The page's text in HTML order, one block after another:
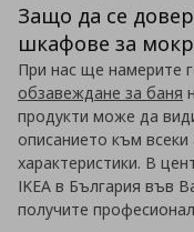
Защо да се
шкафове за
При нас ще намерите
обзавеждане за баня
продукти може да
описанието към всеки
характеристики. В
IKEA в България във
получите